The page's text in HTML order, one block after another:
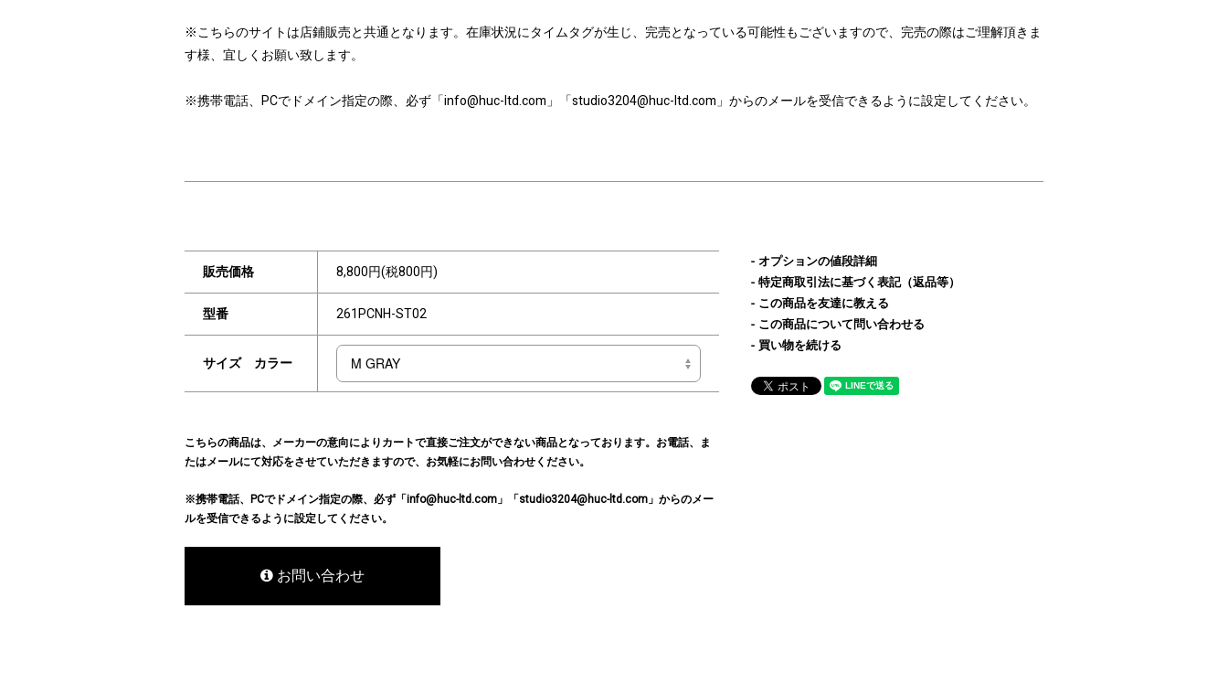
※こちらのサイトは店鋪販売と共通となります。在庫状況にタイムタグが生じ、完売となっている可能性もございますので、完売の際はご理解頂きま
す様、宜しくお願い致します。
※携帯電話、PCでドメイン指定の際、必ず「info@huc-ltd.com」「studio3204@huc-ltd.com」からのメールを受信できるように設定してください。
販売価格 8,800円(税800円)
型番 261PCNH-ST02
サイズ カラー
こちらの商品は、メーカーの意向によりカートで直接ご注文ができない商品となっております。お電話、ま
たはメールにて対応をさせていただきますので、お気軽にお問い合わせください。
※携帯電話、PCでドメイン指定の際、必ず「info@huc-ltd.com」「studio3204@huc-ltd.com」からのメー
ルを受信できるように設定してください。
お問い合わせ
オプションの値段詳細
特定商取引法に基づく表記（返品等）
この商品を友達に教える
この商品について問い合わせる
買い物を続ける